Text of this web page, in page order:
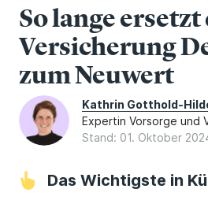
So lange
Versicherung
zum Neuwert
Kathrin Gotthold-
Expertin Vorsorge und
Stand: 01. Oktober
Das Wichtigste in